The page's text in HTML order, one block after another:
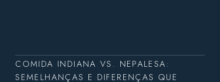
COMIDA INDIANA VS. NEPALESA:
SEMELHANÇAS E DIFERENÇAS QUE